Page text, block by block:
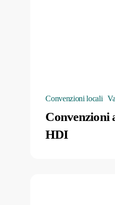
Convenzioni locali
Convenzioni
HDI